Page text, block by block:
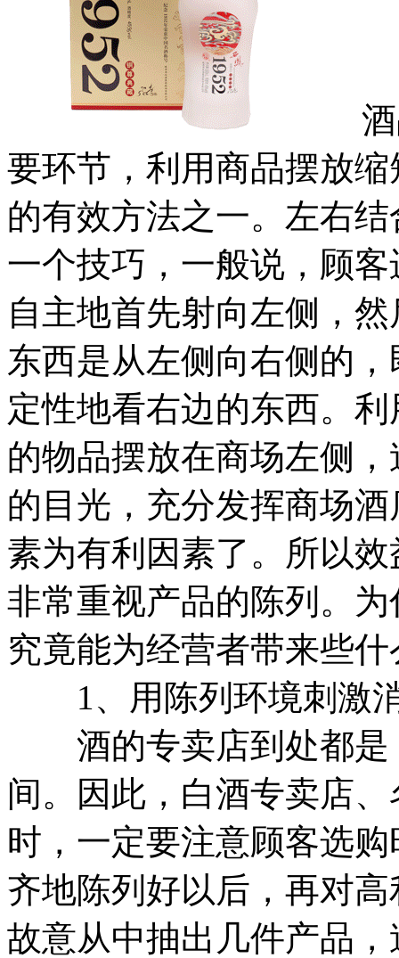
酒品
要环节，利用商品摆放
的有效方法之一。左右
一个技巧，一般说，顾
自主地首先射向左侧，
东西是从左侧向右侧的
定性地看右边的东西。
的物品摆放在商场左侧
的目光，充分发挥商场
素为有利因素了。所以
非常重视产品的陈列。
究竟能为经营者带来些什
1、用陈列环境刺激
酒的专卖店到处都是
间。因此，白酒专卖店
时，一定要注意顾客选
齐地陈列好以后，再对
故意从中抽出几件产品